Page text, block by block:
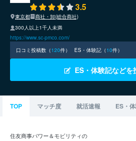
3.5
東京都
商社・卸(総合商社)
300人以上1千人未満
https://www.sc-pmco.com/
口コミ投稿数（120件） ES・体験記（10件）
ES・体験記などを
TOP マッチ度 就活速報 ES・
住友商事パワー＆モビリティの